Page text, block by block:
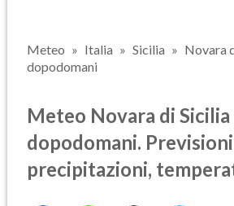
Meteo Italia Sicilia
Novara
dopodomani
Meteo Novara di Sicilia
dopodomani.
precipitazioni,